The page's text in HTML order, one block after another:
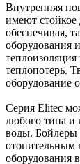
Внутренняя
имеют стойкое
обеспечивая,
оборудования
теплопотерь.
оборудование
Серия Elitec
любого типа и
воды. Бойлеры
отопительным
оборудования